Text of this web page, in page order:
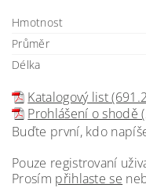
Hmotnost
Průměr
Délka
Katalogový list
Prohlášení o shodě
Buďte první, kdo
Pouze registrovaní
Prosím přihlaste se